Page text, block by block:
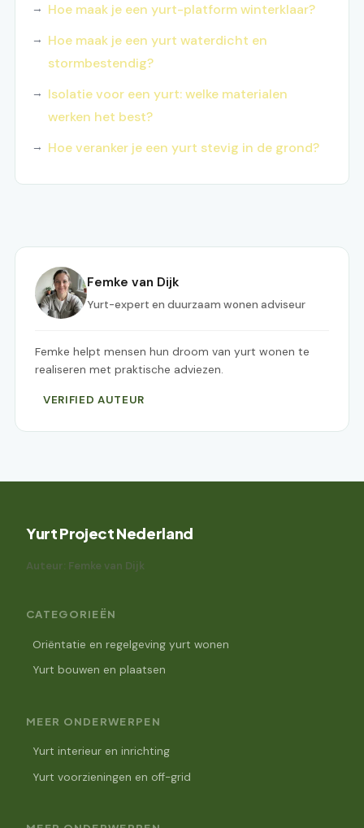
Hoe maak je een yurt-platform winterklaar?
Hoe maak je een yurt waterdicht en
stormbestendig?
Isolatie voor een yurt: welke materialen
werken het best?
Hoe veranker je een yurt stevig in de grond?
Femke van Dijk
Yurt-expert en duurzaam wonen adviseur
Femke helpt mensen hun droom van yurt wonen te
realiseren met praktische adviezen.
VERIFIED AUTEUR
Yurt Project Nederland
Auteur: Femke van Dijk
CATEGORIEËN
Oriëntatie en regelgeving yurt wonen
Yurt bouwen en plaatsen
MEER ONDERWERPEN
Yurt interieur en inrichting
Yurt voorzieningen en off-grid